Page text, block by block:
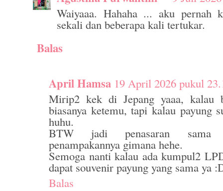
Waiyaaa. Hahaha ... aku pernah
sekali dan beberapa kali tertukar.
Balas
April Hamsa 19 April 2026 pukul
Mirip2 kek di Jepang yaaa, kalau
biasanya ketemu, tapi kalau payung
huhu.
BTW jadi penasaran sama
penampakannya gimana hehe.
Semoga nanti kalau ada kumpul2
dapat souvenir payung yang sama ya
Balas